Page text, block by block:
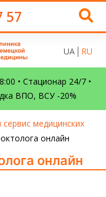
57
UA RU
• Стационар 24/7 •
ВПО, ВСУ -20%
медицинских
онлайн
онлайн